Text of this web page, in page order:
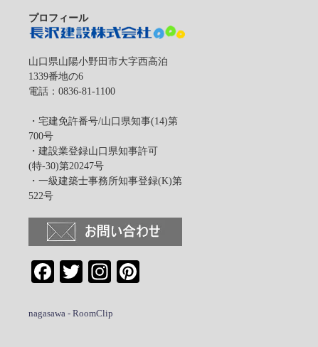
プロフィール
山口県山陽小野田市大字西高泊
1339番地の6
電話：0836-81-1100
・宅建免許番号/山口県知事(14)第
700号
・建設業登録山口県知事許可
(特-30)第20247号
・一級建築士事務所知事登録(K)第
522号
FacebookTwitter Instagram
nagasawa - RoomClip